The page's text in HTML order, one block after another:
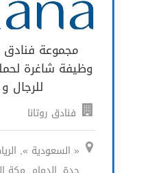
وظيفة شاغرة
للرجال
فنادق روتانا
« السعودية »,